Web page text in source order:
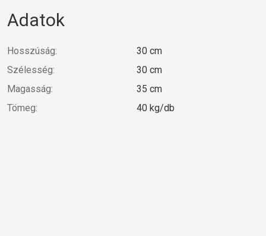
Adatok
Hosszúság:
30 cm
Szélesség:
30 cm
Magasság:
35 cm
Tömeg:
40 kg/db